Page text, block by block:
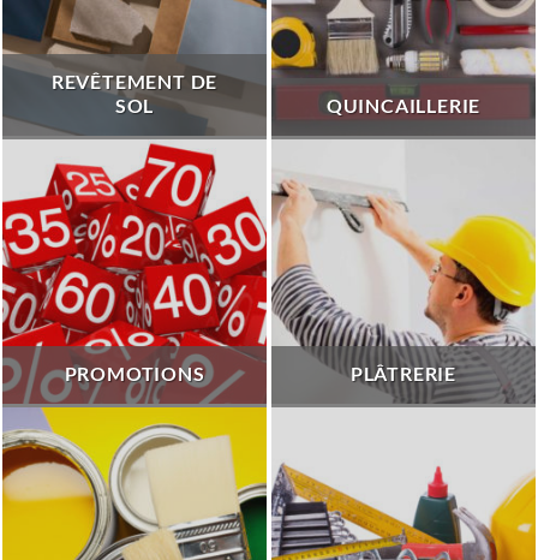
REVÊTEMENT DE
SOL
QUINCAILLERIE
PROMOTIONS PLÂTRERIE